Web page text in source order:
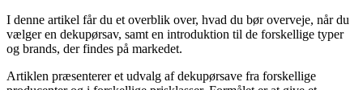
I denne artikel får du et overblik over, hvad du bør overveje, når du
vælger en dekupørsav, samt en introduktion til de forskellige typer
og brands, der findes på markedet.
Artiklen præsenterer et udvalg af dekupørsave fra forskellige